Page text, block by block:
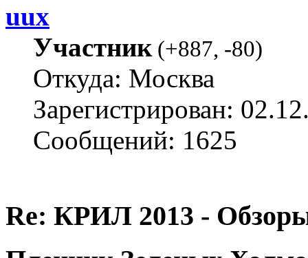
uux
Участник(+887, -80)
Откуда: Москва
Зарегистрирован:
Сообщений: 1625
Re: КРИЛ 2013 -